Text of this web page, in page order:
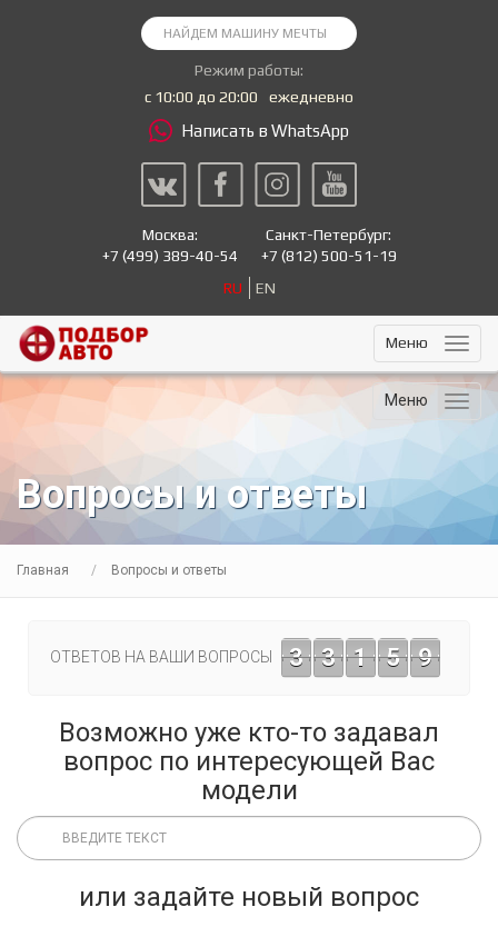
Режим работы:
с 10:00 до 20:00
ежедневно
Написать в WhatsApp
Москва:
+7 (499) 389-40-54
Санкт-Петербург:
+7 (812) 500-51-19
RU
EN
Меню
Меню
Вопросы и ответы
Главная Вопросы и ответы
ОТВЕТОВ НА ВАШИ ВОПРОСЫ 3 3 1 5 9
Возможно уже кто-то задавал
вопрос по интересующей Вас
модели
или задайте новый вопрос